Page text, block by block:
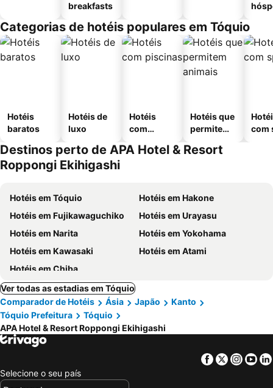
breakfasts
Categorias de hotéis populares em Tóquio
Hotéis
baratos
Hotéis de
luxo
Hotéis
com
Hotéis que
permitem
com
Destinos perto de APA Hotel & Resort
Roppongi Ekihigashi
Hotéis em Tóquio
Hotéis em Hakone
Hotéis em Fujikawaguchiko
Hotéis em Urayasu
Hotéis em Narita
Hotéis em Yokohama
Hotéis em Kawasaki
Hotéis em Atami
Hotéis em Chiba
Ver todas as estadias em Tóquio
Comparador de Hotéis
Ásia Japão
Kanto
Tóquio Prefeitura
Tóquio
APA Hotel & Resort Roppongi Ekihigashi
Facebook
Twitter
Selecione o seu país